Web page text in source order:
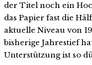
der Titel noch ein
das Papier fast die
aktuelle Niveau von
bisherige Jahrestief
Unterstützung ist so